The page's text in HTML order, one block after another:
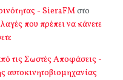
- SieraFMστο
που πρέπει να κάνετε
τις Σωστές Αποφάσεις -
αυτοκινητοβιομηχανίας